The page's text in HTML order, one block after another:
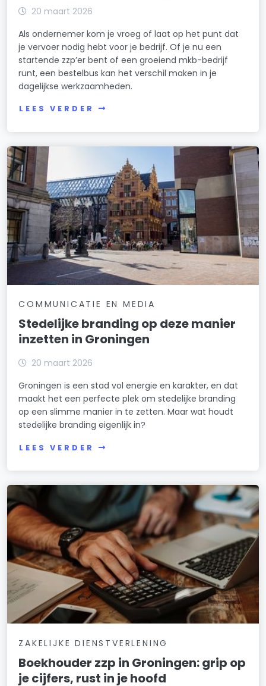
20 maart 2026
Als ondernemer kom je vroeg of laat op het punt dat
je vervoer nodig hebt voor je bedrijf. Of je nu een
startende zzp’er bent of een groeiend mkb-bedrijf
runt, een bestelbus kan het verschil maken in je
dagelijkse werkzaamheden.
LEES VERDER
COMMUNICATIE EN MEDIA
Stedelijke branding op deze manier
inzetten in Groningen
20 maart 2026
Groningen is een stad vol energie en karakter, en dat
maakt het een perfecte plek om stedelijke branding
op een slimme manier in te zetten. Maar wat houdt
stedelijke branding eigenlijk in?
LEES VERDER
ZAKELIJKE DIENSTVERLENING
Boekhouder zzp in Groningen: grip op
je cijfers, rust in je hoofd